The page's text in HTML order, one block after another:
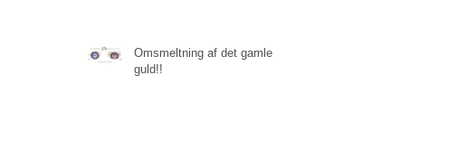
Omsmeltning af det gamle
guld!!